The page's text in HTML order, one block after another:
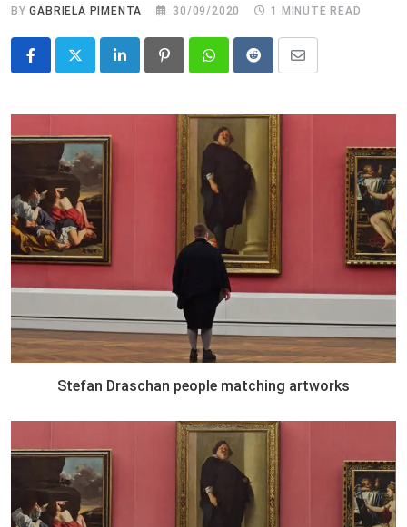
BYGABRIELA PIMENTA 30/09/2020 1 MINUTE READ
LinkedIn PinterestWhatsappRedditShare
Email
Stefan Draschan people matching artworks